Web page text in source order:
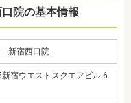
院の基本情報
新宿西口院
宿ウエストスクエアビル 6